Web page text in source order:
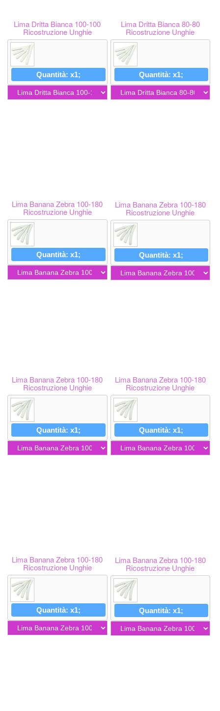
Lima Dritta Bianca 100-100
Ricostruzione Unghie
Quantità: x1;
Lima Dritta Bianca 80-80
Ricostruzione Unghie
Quantità: x1;
Lima Banana Zebra 100-180
Ricostruzione Unghie
Quantità: x1;
Lima Banana Zebra 100-180
Ricostruzione Unghie
Quantità: x1;
Lima Banana Zebra 100-180
Ricostruzione Unghie
Quantità: x1;
Lima Banana Zebra 100-180
Ricostruzione Unghie
Quantità: x1;
Lima Banana Zebra 100-180
Ricostruzione Unghie
Quantità: x1;
Lima Banana Zebra 100-180
Ricostruzione Unghie
Quantità: x1;